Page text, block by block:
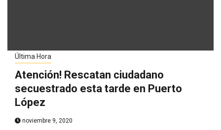
Última Hora
Atención! Rescatan ciudadano
secuestrado esta tarde en Puerto
López
noviembre 9, 2020